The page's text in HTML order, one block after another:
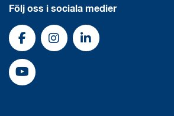
Följ oss i sociala medier